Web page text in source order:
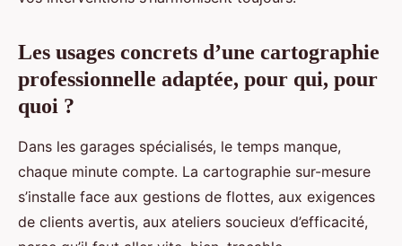
Les usages concrets d’une cartographie
professionnelle adaptée, pour qui, pour
quoi ?
Dans les garages spécialisés, le temps manque,
chaque minute compte. La cartographie sur-mesure
s’installe face aux gestions de flottes, aux exigences
de clients avertis, aux ateliers soucieux d’efficacité,